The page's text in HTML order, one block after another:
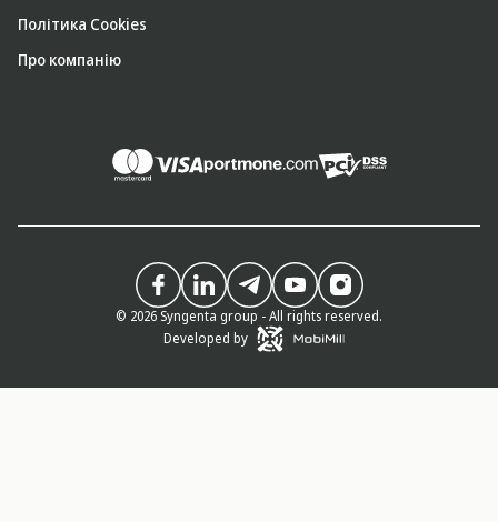
Політика Cookies
Про компанію
© 2026 Syngenta group - All rights reserved.
Developed by